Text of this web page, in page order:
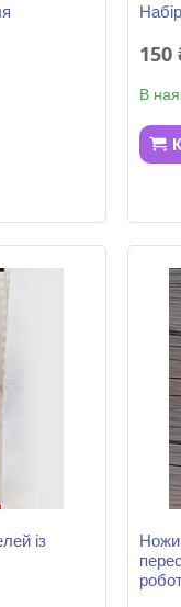
150
В
із